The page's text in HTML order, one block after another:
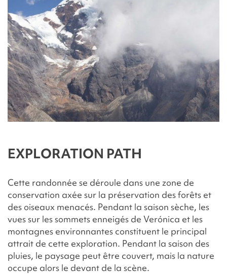
EXPLORATION PATH
Cette randonnée se déroule dans une zone de
conservation axée sur la préservation des forêts et
des oiseaux menacés. Pendant la saison sèche, les
vues sur les sommets enneigés de Verónica et les
montagnes environnantes constituent le principal
attrait de cette exploration. Pendant la saison des
pluies, le paysage peut être couvert, mais la nature
occupe alors le devant de la scène.